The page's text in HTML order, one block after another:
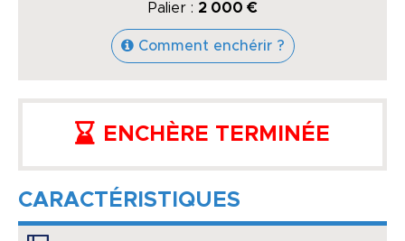
Palier : 2 000 €
Comment enchérir ?
ENCHÈRE TERMINÉE
CARACTÉRISTIQUES